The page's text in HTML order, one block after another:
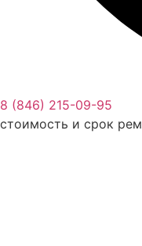
8 (846) 215-09-95
стоимость и срок